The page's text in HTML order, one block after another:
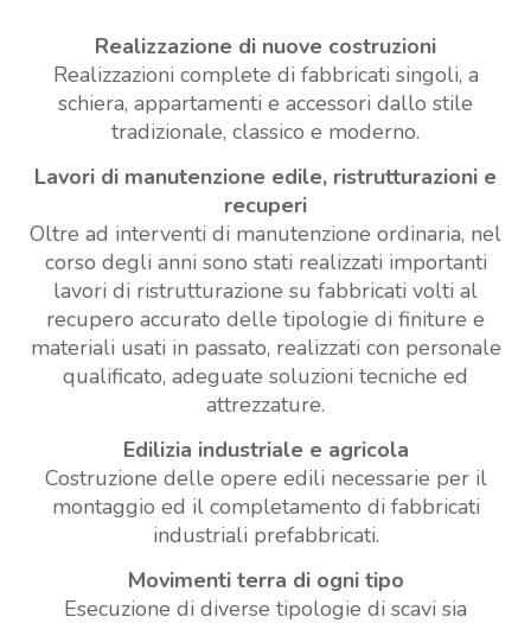
Realizzazione di nuove costruzioni
Realizzazioni complete di fabbricati singoli, a
schiera, appartamenti e accessori dallo stile
tradizionale, classico e moderno.
Lavori di manutenzione edile, ristrutturazioni e
recuperi
Oltre ad interventi di manutenzione ordinaria, nel
corso degli anni sono stati realizzati importanti
lavori di ristrutturazione su fabbricati volti al
recupero accurato delle tipologie di finiture e
materiali usati in passato, realizzati con personale
qualificato, adeguate soluzioni tecniche ed
attrezzature.
Edilizia industriale e agricola
Costruzione delle opere edili necessarie per il
montaggio ed il completamento di fabbricati
industriali prefabbricati.
Movimenti terra di ogni tipo
Esecuzione di diverse tipologie di scavi sia